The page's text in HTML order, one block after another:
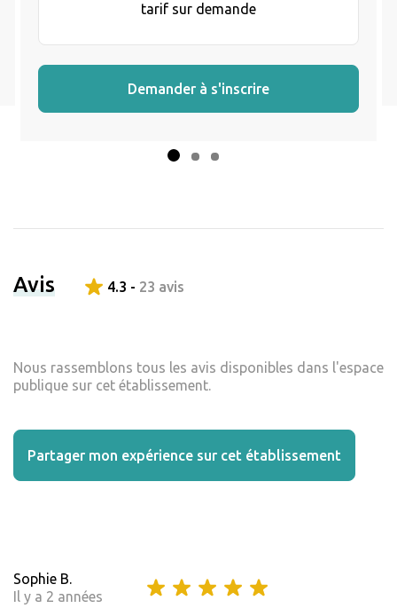
tarif sur demande
Demander à s'inscrire
Avis 4.3 - 23 avis
Nous rassemblons tous les avis disponibles dans l'espace
publique sur cet établissement.
Partager mon expérience sur cet établissement
Sophie B.
Il y a 2 années